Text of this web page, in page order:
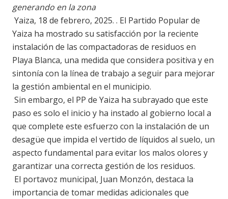
generando en lazona
Yaiza, 18 de febrero, 2025. . El Partido Popular de
Yaiza ha mostrado su satisfacción por la reciente
instalación de las compactadoras de residuos en
Playa Blanca, una medida que considera positiva y en
sintonía con la línea de trabajo a seguir para mejorar
la gestión ambiental en el municipio.
Sin embargo, el PP de Yaiza ha subrayado que este
paso es solo el inicio y ha instado al gobierno local a
que complete este esfuerzo con la instalación de un
desagüe que impida el vertido de líquidos al suelo, un
aspecto fundamental para evitar los malos olores y
garantizar una correcta gestión de los residuos.
El portavoz municipal, Juan Monzón, destaca la
importancia de tomar medidas adicionales que